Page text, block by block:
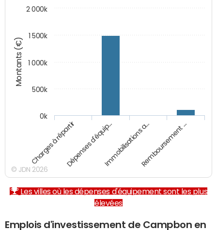
Montants (€)
Charges à répartirDépenses d'équip…Immobilisations a…Remboursement …
0k
500k
1 000k
1 500k
2 000k
© JDN 2026
Les villes où les dépenses d'équipement sont les plus
élevées
Emplois d'investissement de Campbon en